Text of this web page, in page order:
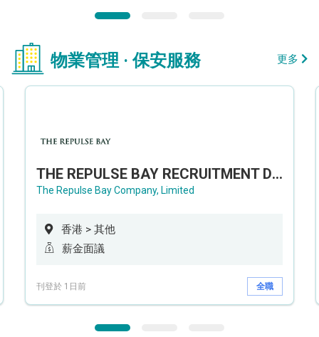
物業管理 · 保安服務 更多
THE REPULSE BAY RECRUITMENT DAY 淺水灣影灣園人才招聘會
The Repulse Bay Company, Limited
香港 > 其他
薪金面議
刊登於 1日前 全職